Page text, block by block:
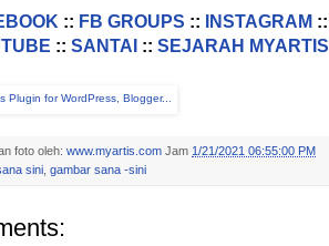
:: FB GROUPS :: INSTAGRAM ::
:: SANTAI :: SEJARAH MYARTIS
foto oleh: www.myartis.com Jam 1/21/2021 06:55:00 PM
sini, gambar sana -sini